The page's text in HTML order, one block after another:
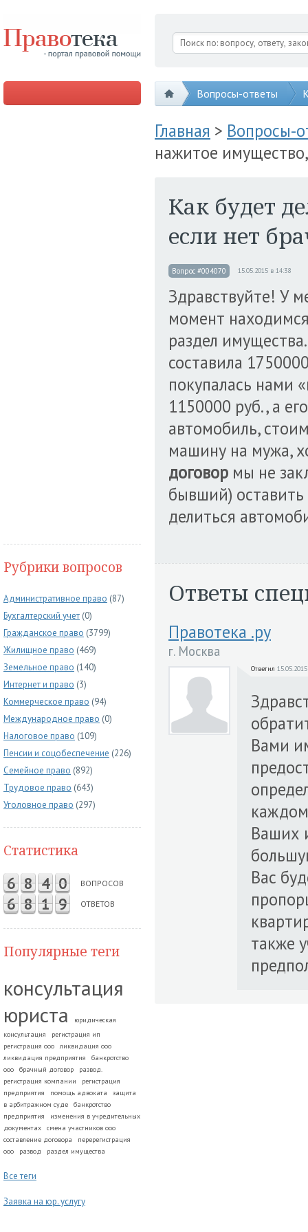
Вопросы-ответы
Рубрики вопросов
Административное право (87)
Бухгалтерский учет (0)
Гражданское право (3799)
Жилищное право (469)
Земельное право (140)
Интернет и право (3)
Коммерческое право (94)
Международное право (0)
Налоговое право (109)
Пенсии и соцобеспечение (226)
Семейное право (892)
Трудовое право (643)
Уголовное право (297)
Статистика
6 8 4 0 ВОПРОСОВ
6 8 1 9 ОТВЕТОВ
Популярные теги
консультация
юриста
юридическая
консультация
регистрация ип
регистрация ооо
ликвидация ооо
ликвидация предприятия
банкротство
ооо
брачный договор
развод.
регистрация компании
регистрация
предприятия
помощь адвоката
защита
в арбитражном суде
банкротство
предприятия
изменения в учредительных
документах
смена участников ооо
составление договора
перерегистрация
ооо
развод раздел имущества
Все теги
Заявка на юр. услугу
Главная > Вопросы-
нажитое
Как будет
если нет
Вопрос #004070 15.05.2015 в 14:38
Здравствуйте! У
момент
раздел
составила
покупалась нами
1150000 руб., а
автомобиль,
машину на мужа,
договор мы не
бывший)
делиться
Ответы
Правотека .ру
г. Москва
Ответил
Вами
Ваших
Вас
также